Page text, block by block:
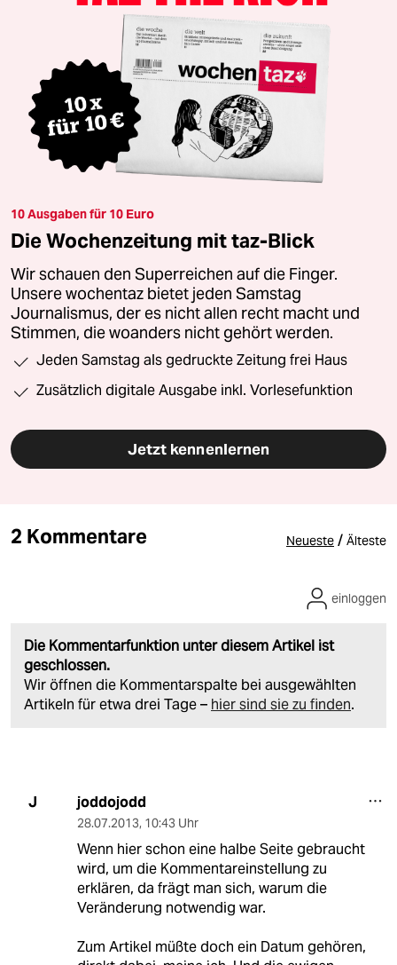
10 Ausgaben für 10 Euro
Die Wochenzeitung mit taz-Blick
Wir schauen den Superreichen auf die Finger.
Unsere wochentaz bietet jeden Samstag
Journalismus, der es nicht allen recht macht und
Stimmen, die woanders nicht gehört werden.
Jeden Samstag als gedruckte Zeitung frei Haus
Zusätzlich digitale Ausgabe inkl. Vorlesefunktion
Jetzt kennenlernen
2 Kommentare Neueste / Älteste
Die Kommentarfunktion unter diesem Artikel ist
geschlossen.
Wir öffnen die Kommentarspalte bei ausgewählten
Artikeln für etwa drei Tage – hier sind sie zu finden.
einloggen
J joddojodd
28.07.2013, 10:43 Uhr
Wenn hier schon eine halbe Seite gebraucht
wird, um die Kommentareinstellung zu
erklären, da frägt man sich, warum die
Veränderung notwendig war.
Zum Artikel müßte doch ein Datum gehören,